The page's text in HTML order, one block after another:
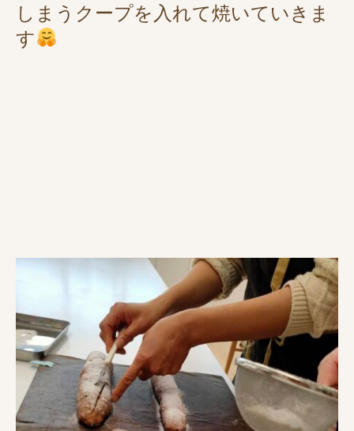
しまうクープを入れて焼いていきま
す